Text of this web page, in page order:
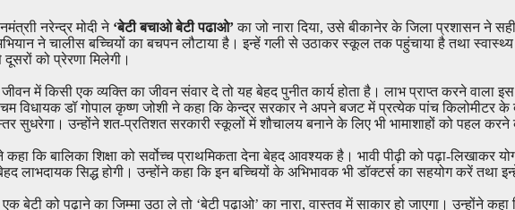
नरेन्द्र मोदी ने ‘बेटी बचाओ बेटी पढाओ’का जो नारा दिया, उसे बीकानेर के जिला प्रशासन ने
ने चालीस बच्चियों का बचपन लौटाया है। इन्हें गली से उठाकर स्कूल तक पहुंचाया है तथा
को प्रेरणा मिलेगी।
में किसी एक व्यक्ति का जीवन संवार दे तो यह बेहद पुनीत कार्य होता है। लाभ प्राप्त करने वाला
विधायक डॉ गोपाल कृष्ण जोशी ने कहा कि केन्द्र सरकार ने अपने बजट में प्रत्येक पांच किलोमीटर
सुधरेगा। उन्होंने शत-प्रतिशत सरकारी स्कूलों में शौचालय बनाने के लिए भी भामाशाहों को पहल करने
ने कहा कि बालिका शिक्षा को सर्वोच्च प्राथमिकता देना बेहद आवश्यक है। भावी पीढ़ी को पढ़ा-
लाभदायक सिद्ध होगी। उन्होंने कहा कि इन बच्चियों के अभिभावक भी डॉक्टर्स का सहयोग करें तथा
को पढ़ाने का जिम्मा उठा ले तो ‘बेटी पढ़ाओ’ का नारा, वास्तव में साकार हो जाएगा। उन्होंने